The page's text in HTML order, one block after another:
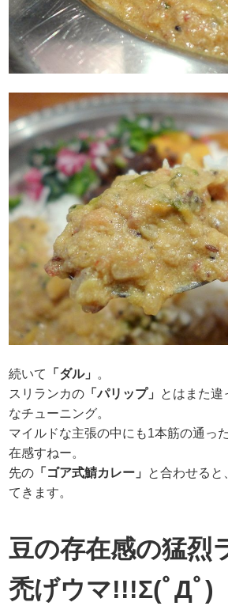
続いて 「ダル」
。
スリランカの 「パリップ」
とはまた違
なチューニング。
マイルドな主張の中にも1本筋の通っ
在感すねー。
先の 「ゴア式鯖カレー」
と合わせると
てきます。
豆の存在感の猛烈
禿げウマ!!!Σ(ﾟДﾟ)